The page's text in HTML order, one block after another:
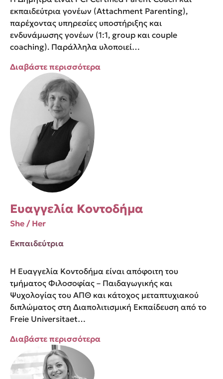
εκπαιδεύτρια γονέων (Attachment Parenting),
παρέχοντας υπηρεσίες υποστήριξης και
ενδυνάμωσης γονέων (1:1, group και couple
coaching). Παράλληλα υλοποιεί…
Διαβάστε περισσότερα
Ευαγγελία Κοντοδήμα
She / Her
Εκπαιδεύτρια
Η Ευαγγελία Κοντοδήμα είναι απόφοιτη του
τμήματος Φιλοσοφίας – Παιδαγωγικής και
Ψυχολογίας του ΑΠΘ και κάτοχος μεταπτυχιακού
διπλώματος στη Διαπολιτισμική Εκπαίδευση από το
Freie Universitaet…
Διαβάστε περισσότερα